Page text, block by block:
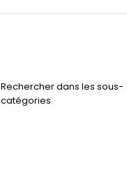
Rechercher dans les sous-
catégories